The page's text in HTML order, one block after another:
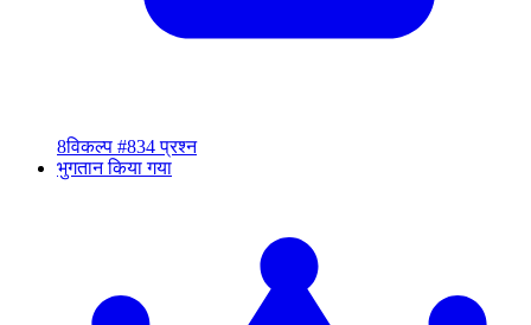
8विकल्प #834 प्रश्न
भुगतान किया गया